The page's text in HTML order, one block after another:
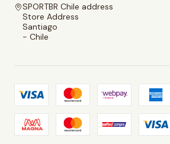
SPORTBR Chile address
Store Address
Santiago
- Chile